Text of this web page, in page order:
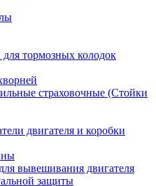
тормозных колодок
страховочные (Стойки
двигателя и коробки
вывешивания двигателя
защиты